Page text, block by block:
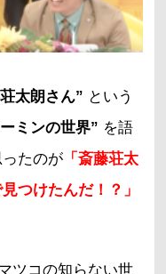
太朗さん” という
ミンの世界” を語
たのが「斎藤荘太
つけたんだ！？」
ツコの知らない世